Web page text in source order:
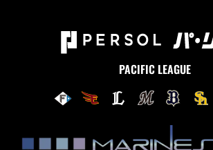
PACIFIC LEAGUE